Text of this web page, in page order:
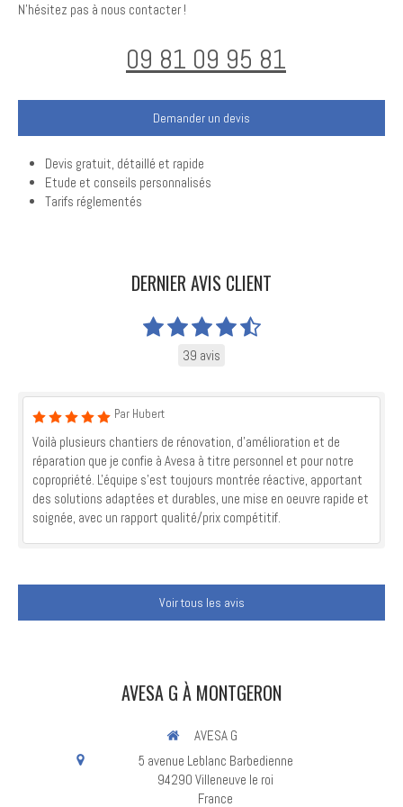
N'hésitez pas à nous contacter !
09 81 09 95 81
Demander un devis
Devis gratuit, détaillé et rapide
Etude et conseils personnalisés
Tarifs réglementés
DERNIER AVIS CLIENT
39 avis
Par Hubert
Voilà plusieurs chantiers de rénovation, d'amélioration et de
réparation que je confie à Avesa à titre personnel et pour notre
copropriété. L'équipe s'est toujours montrée réactive, apportant
des solutions adaptées et durables, une mise en oeuvre rapide et
soignée, avec un rapport qualité/prix compétitif.
Voir tous les avis
AVESA G À MONTGERON
AVESA G
5 avenue Leblanc Barbedienne
94290 Villeneuve le roi
France